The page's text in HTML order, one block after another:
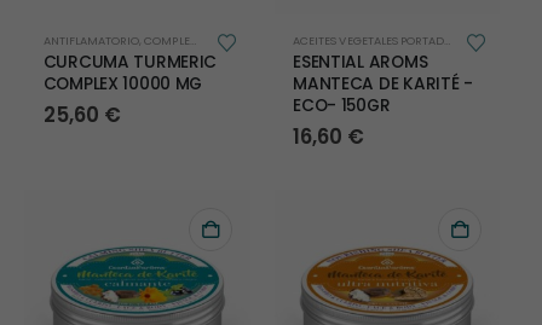
ANTIFLAMATORIO,COMPLEMENTOS PARA LA SALUD ,DEFENSAS,DIGESTIONES PESADAS
CURCUMA TURMERIC
COMPLEX 10000 MG
25,60 €
ACEITES VEGETALES PORTADORES ,CAPILAR
ESENTIAL AROMS
MANTECA DE KARITÉ -
ECO- 150GR
16,60 €